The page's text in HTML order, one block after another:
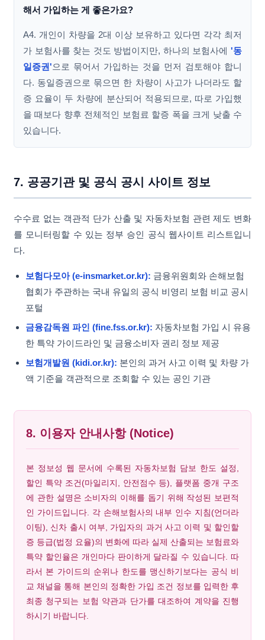
해서 가입하는 게 좋은가요?
A4. 개인이 차량을 2대 이상 보유하고 있다면 각각 최저
가 보험사를 찾는 것도 방법이지만, 하나의 보험사에 '동
일증권'으로 묶어서 가입하는 것을 먼저 검토해야 합니
다. 동일증권으로 묶으면 한 차량이 사고가 나더라도 할
증 요율이 두 차량에 분산되어 적용되므로, 따로 가입했
을 때보다 향후 전체적인 보험료 할증 폭을 크게 낮출 수
있습니다.
7. 공공기관 및 공식 공시 사이트 정보
수수료 없는 객관적 단가 산출 및 자동차보험 관련 제도 변화
를 모니터링할 수 있는 정부 승인 공식 웹사이트 리스트입니
다.
보험다모아 (e-insmarket.or.kr): 금융위원회와 손해보험
협회가 주관하는 국내 유일의 공식 비영리 보험 비교 공시
포털
금융감독원 파인 (fine.fss.or.kr): 자동차보험 가입 시 유용
한 특약 가이드라인 및 금융소비자 권리 정보 제공
보험개발원 (kidi.or.kr): 본인의 과거 사고 이력 및 차량 가
액 기준을 객관적으로 조회할 수 있는 공인 기관
8. 이용자 안내사항 (Notice)
본 정보성 웹 문서에 수록된 자동차보험 담보 한도 설정,
할인 특약 조건(마일리지, 안전점수 등), 플랫폼 중개 구조
에 관한 설명은 소비자의 이해를 돕기 위해 작성된 보편적
인 가이드입니다. 각 손해보험사의 내부 인수 지침(언더라
이팅), 신차 출시 여부, 가입자의 과거 사고 이력 및 할인할
증 등급(법정 요율)의 변화에 따라 실제 산출되는 보험료와
특약 할인율은 개인마다 판이하게 달라질 수 있습니다. 따
라서 본 가이드의 순위나 한도를 맹신하기보다는 공식 비
교 채널을 통해 본인의 정확한 가입 조건 정보를 입력한 후
최종 청구되는 보험 약관과 단가를 대조하여 계약을 진행
하시기 바랍니다.